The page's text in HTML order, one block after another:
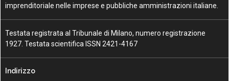
imprenditoriale nelle imprese e pubbliche amministrazioni italiane.
Testata registrata al Tribunale di Milano, numero registrazione
1927. Testata scientifica ISSN 2421-4167
Indirizzo